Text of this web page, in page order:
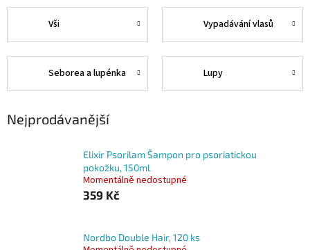
Vši Vypadávání vlasů
Seborea a lupénka Lupy
Nejprodávanější
Elixir Psorilam Šampon pro psoriatickou
pokožku, 150ml
Momentálně nedostupné
359 Kč
Nordbo Double Hair, 120 ks